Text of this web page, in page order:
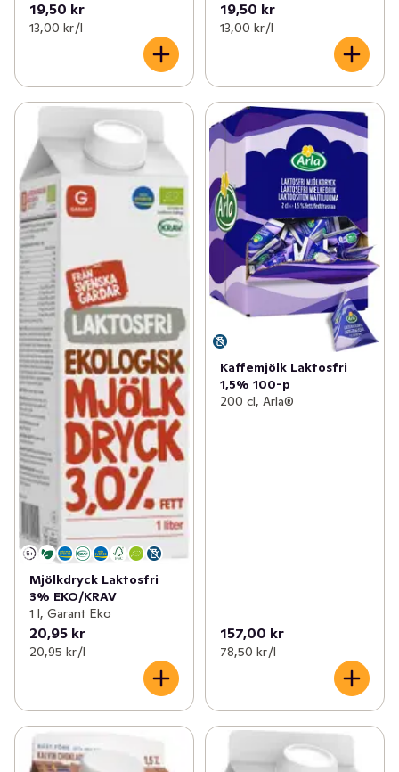
19,50 kr
13,00 kr /l
19,50 kr
13,00 kr /l
Mjölkdryck Laktosfri
3% EKO/KRAV
1 l, Garant Eko
20,95 kr
20,95 kr /l
Kaffemjölk Laktosfri
1,5% 100-p
200 cl, Arla®
157,00 kr
78,50 kr /l